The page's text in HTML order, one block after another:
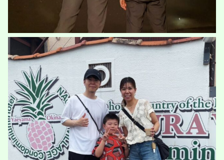
素敵ファミリー ...
34